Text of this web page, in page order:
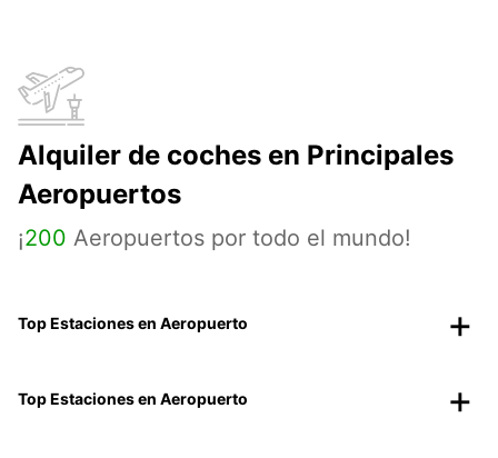
Alquiler de coches en Principales
Aeropuertos
¡200 Aeropuertos por todo el mundo!
Top Estaciones en Aeropuerto
Top Estaciones en Aeropuerto